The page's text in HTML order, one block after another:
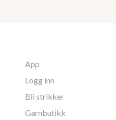
App
Logg inn
Bli strikker
Garnbutikk